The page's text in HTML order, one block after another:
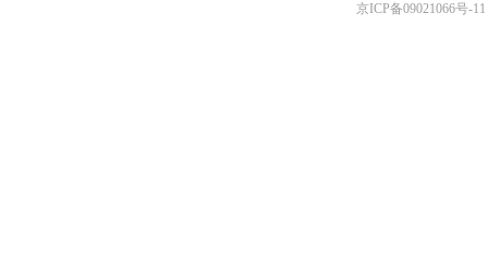
京ICP备09021066号-11